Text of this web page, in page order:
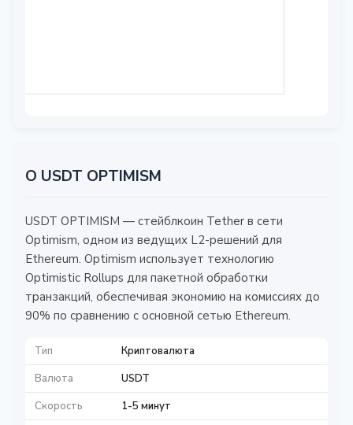
О USDT OPTIMISM
USDT OPTIMISM — стейблкоин Tether в сети
Optimism, одном из ведущих L2-решений для
Ethereum. Optimism использует технологию
Optimistic Rollups для пакетной обработки
транзакций, обеспечивая экономию на комиссиях до
90% по сравнению с основной сетью Ethereum.
Тип
Криптовалюта
Валюта
USDT
Скорость
1-5 минут